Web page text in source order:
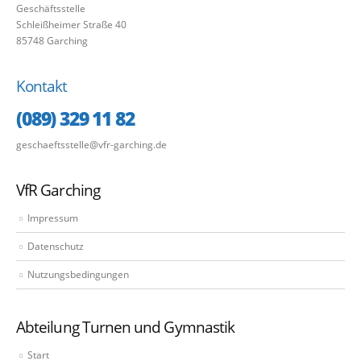
Geschäftsstelle
Schleißheimer Straße 40
85748 Garching
Kontakt
(089) 329 11 82
geschaeftsstelle@vfr-garching.de
VfR Garching
Impressum
Datenschutz
Nutzungsbedingungen
Abteilung Turnen und Gymnastik
Start